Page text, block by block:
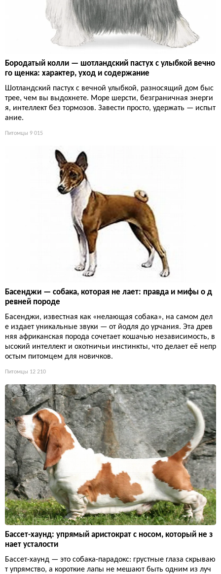
Бородатый колли — шотландский пастух с улыбкой вечно
го щенка: характер, уход и содержание
Шотландский пастух с вечной улыбкой, разносящий дом быс
трее, чем вы выдохнете. Море шерсти, безграничная энерги
я, интеллект без тормозов. Завести просто, удержать — испыт
ание.
Питомцы 9 015
Басенджи — собака, которая не лает: правда и мифы о д
ревней породе
Басенджи, известная как «нелающая собака», на самом дел
е издает уникальные звуки — от йодля до урчания. Эта древ
няя африканская порода сочетает кошачью независимость, в
ысокий интеллект и охотничьи инстинкты, что делает её непр
остым питомцем для новичков.
Питомцы 12 210
Бассет-хаунд: упрямый аристократ с носом, который не з
нает усталости
Бассет-хаунд — это собака-парадокс: грустные глаза скрываю
т упрямство, а короткие лапы не мешают быть одним из луч